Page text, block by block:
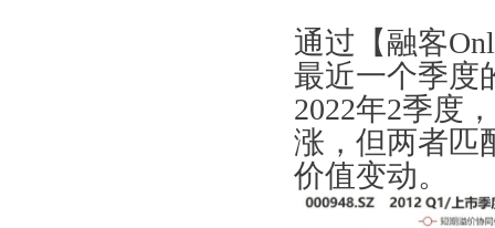
通过【融客
最近一个季度
2022年2季度
涨，但两者匹
价值变动。